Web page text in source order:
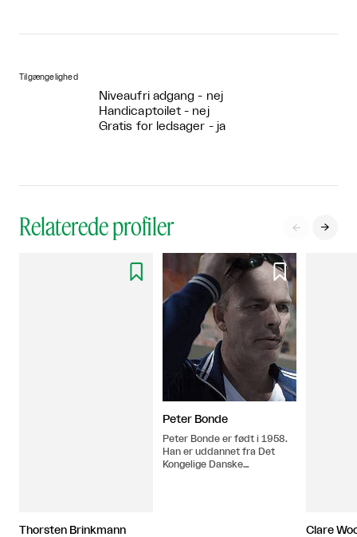
Tilgængelighed
Niveaufri adgang - nej
Handicaptoilet - nej
Gratis for ledsager - ja
Relaterede profiler  

Thorsten Brinkmann

Peter Bonde
Peter Bonde er født i 1958.
Han er uddannet fra Det
Kongelige Danske
Clare